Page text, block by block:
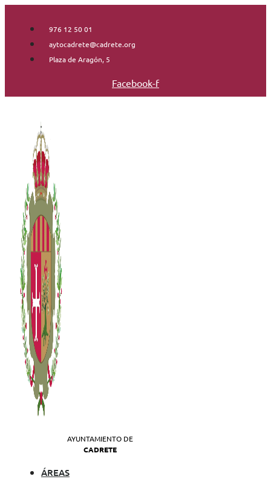
contenido
976 12 50 01
aytocadrete@cadrete.org
Plaza de Aragón, 5
Facebook-f
AYUNTAMIENTO DE
CADRETE
ÁREAS